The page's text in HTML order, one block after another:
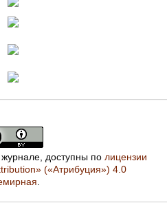
доступны по лицензии
(«Атрибуция») 4.0
.